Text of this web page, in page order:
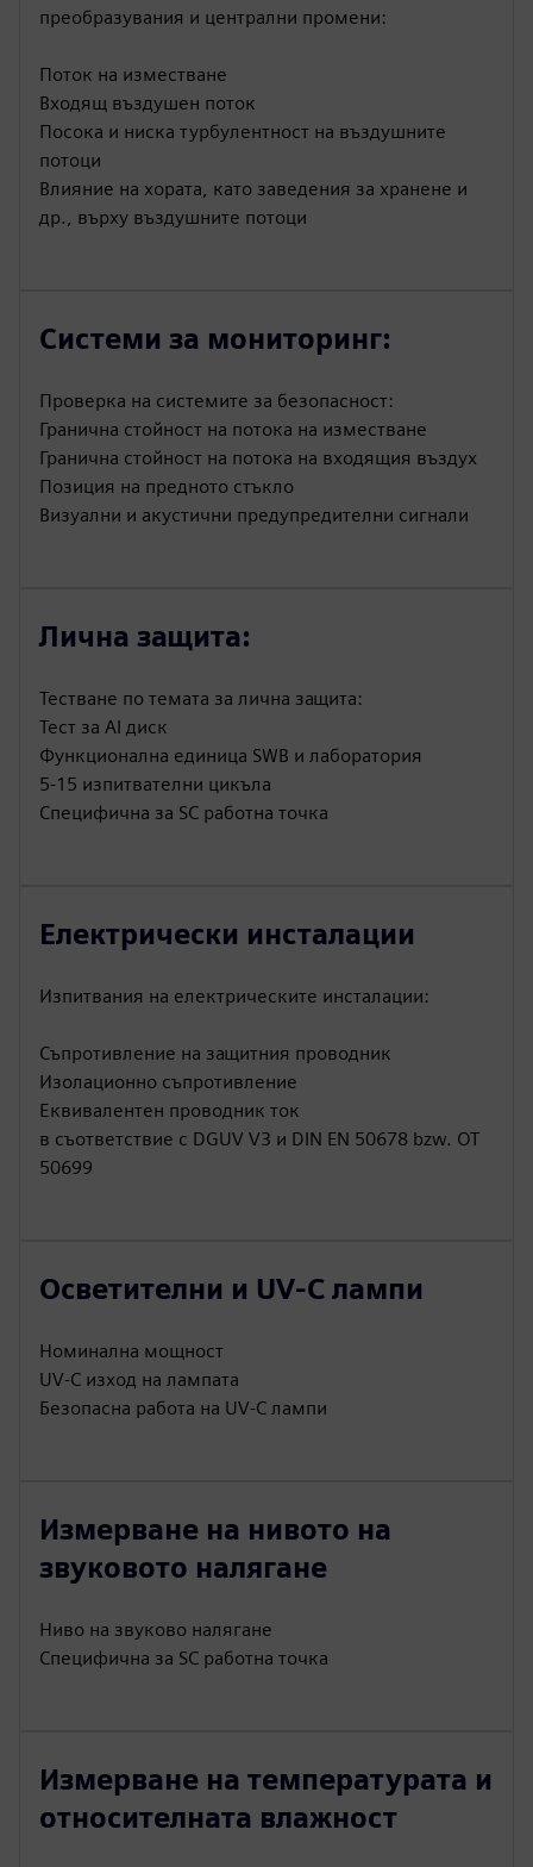
преобразувания и централни промени:
Поток на изместване
Входящ въздушен поток
Посока и ниска турбулентност на въздушните
потоци
Влияние на хората, като заведения за хранене и
др., върху въздушните потоци
Системи за мониторинг:
Проверка на системите за безопасност:
Гранична стойност на потока на изместване
Гранична стойност на потока на входящия въздух
Позиция на предното стъкло
Визуални и акустични предупредителни сигнали
Лична защита:
Тестване по темата за лична защита:
Тест за AI диск
Функционална единица SWB и лаборатория
5-15 изпитвателни цикъла
Специфична за SC работна точка
Електрически инсталации
Изпитвания на електрическите инсталации:
Съпротивление на защитния проводник
Изолационно съпротивление
Еквивалентен проводник ток
в съответствие с DGUV V3 и DIN EN 50678 bzw. ОТ
50699
Осветителни и UV-C лампи
Номинална мощност
UV-C изход на лампата
Безопасна работа на UV-C лампи
Измерване на нивото на
звуковото налягане
Ниво на звуково налягане
Специфична за SC работна точка
Измерване на температурата и
относителната влажност